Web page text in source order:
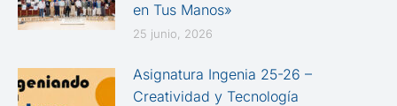
en Tus Manos»
25 junio, 2026
Asignatura Ingenia 25-26 –
Creatividad y Tecnología